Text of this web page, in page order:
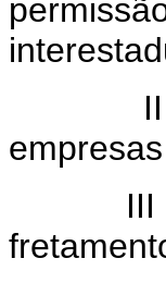
II -
III -